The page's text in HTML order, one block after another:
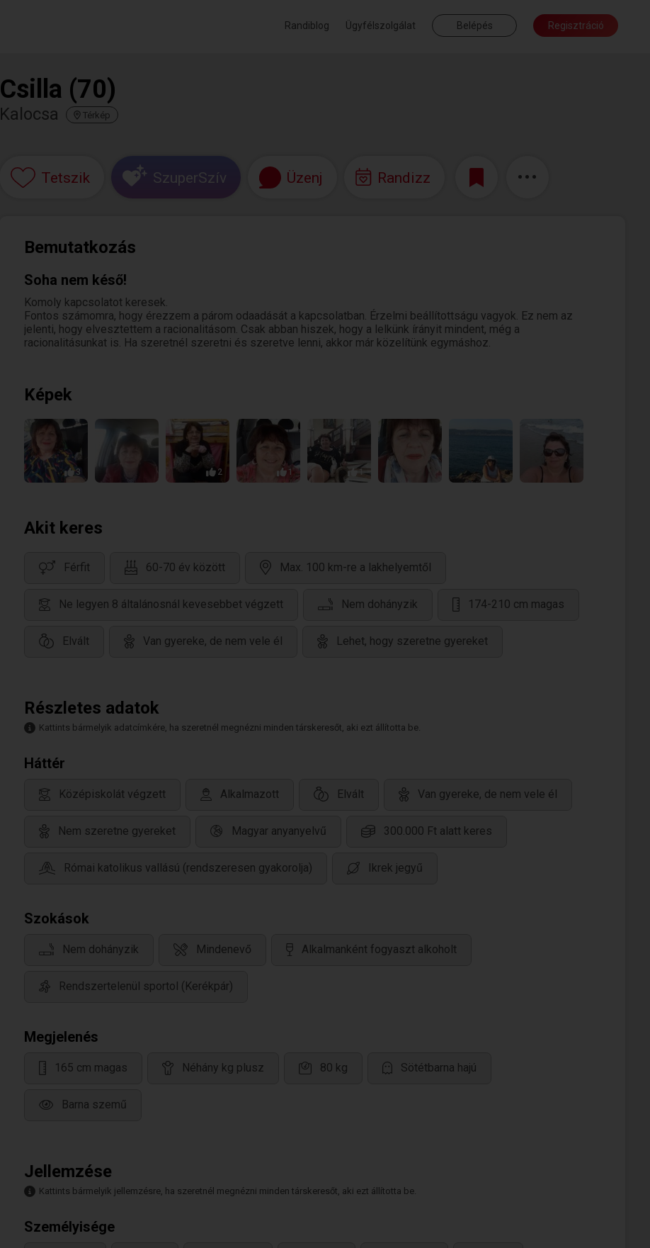
Randiblog Ügyfélszolgálat Belépés Regisztráció
Csilla (70)
Kalocsa Térkép
Tetszik SzuperSzív Üzenj Randizz
Bemutatkozás
Soha nem késő!
Komoly kapcsolatot keresek.
Fontos számomra, hogy érezzem a párom odaadását a kapcsolatban. Érzelmi beállítottságu vagyok. Ez nem az
jelenti, hogy elvesztettem a racionalitásom. Csak abban hiszek, hogy a lelkünk írányit mindent, még a
racionalitásunkat is. Ha szeretnél szeretni és szeretve lenni, akkor már közelítünk egymáshoz.
Képek
3 2 1 1
Akit keres
Férfit 60-70 év között Max. 100 km-re a lakhelyemtől
Ne legyen 8 általánosnál kevesebbet végzett Nem dohányzik 174-210 cm magas
Elvált Van gyereke, de nem vele él Lehet, hogy szeretne gyereket
Részletes adatok
Kattints bármelyik adatcímkére, ha szeretnél megnézni minden társkeresőt, aki ezt állította be.
Háttér
Középiskolát végzett Alkalmazott Elvált Van gyereke, de nem vele él
Nem szeretne gyereket Magyar anyanyelvű 300.000 Ft alatt keres
Római katolikus vallású (rendszeresen gyakorolja) Ikrek jegyű
Szokások
Nem dohányzik Mindenevő Alkalmanként fogyaszt alkoholt
Rendszertelenül sportol (Kerékpár)
Megjelenés
165 cm magas Néhány kg plusz 80 kg Sötétbarna hajú
Barna szemű
Jellemzése
Kattints bármelyik jellemzésre, ha szeretnél megnézni minden társkeresőt, aki ezt állította be.
Személyisége